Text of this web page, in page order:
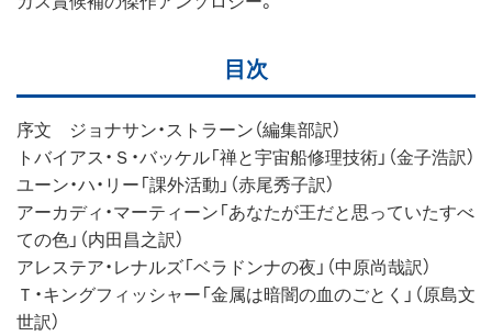
目次
序文 ジョナサン・ストラーン（編集部訳）
トバイアス・Ｓ・バッケル「禅と宇宙船修理技術」（金子浩訳）
ユーン・ハ・リー「課外活動」（赤尾秀子訳）
アーカディ・マーティーン「あなたが王だと思っていたすべ
ての色」（内田昌之訳）
アレステア・レナルズ「ベラドンナの夜」（中原尚哉訳）
Ｔ・キングフィッシャー「金属は暗闇の血のごとく」（原島文
世訳）